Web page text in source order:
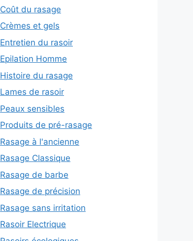
Coût du rasage
Crèmes et gels
Entretien du rasoir
Epilation Homme
Histoire du rasage
Lames de rasoir
Peaux sensibles
Produits de pré-rasage
Rasage à l'ancienne
Rasage Classique
Rasage de barbe
Rasage de précision
Rasage sans irritation
Rasoir Electrique